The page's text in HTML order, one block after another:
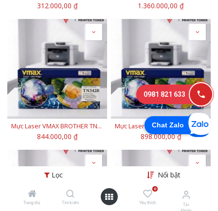
Lọc Nổi bật
Trang chủ Tìm kiếm
0
Yêu thích
Tài
312.000,00 ₫ 1.360.000,00 ₫
Mực Laser VMAX BROTHER TN3428
844.000,00 ₫
Mực Laser VMAX BROTHER TN3145
898.000,00₫
Chat Zalo
0981 821 633